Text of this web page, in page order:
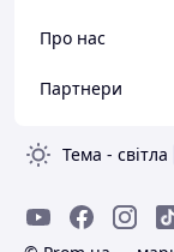
Про нас
Партнери
Тема - світла